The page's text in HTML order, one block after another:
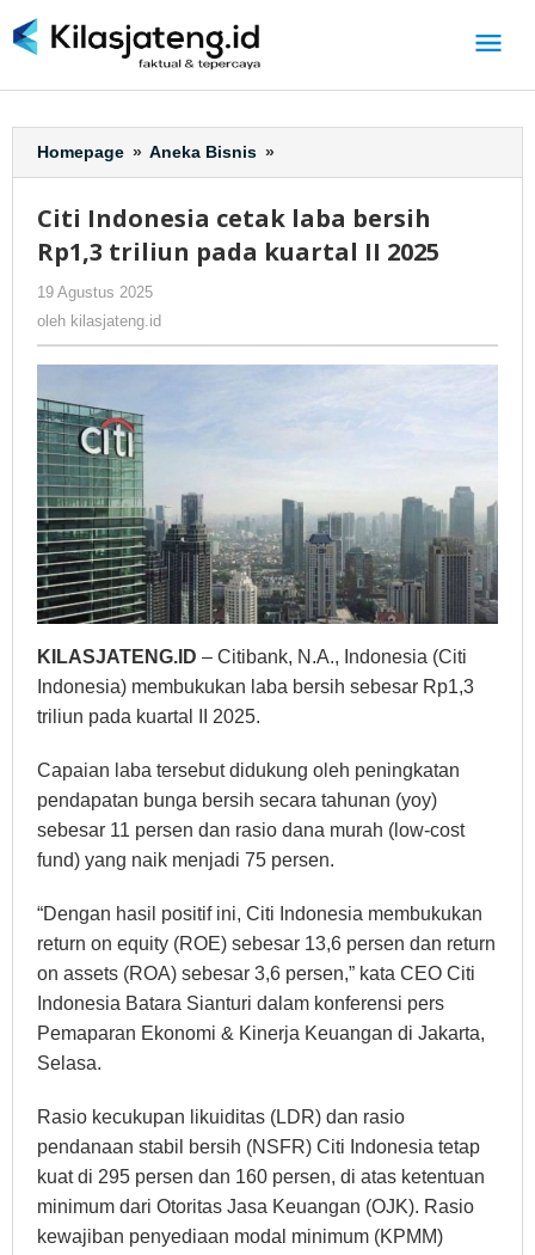
ke
Homepage » Aneka Bisnis »
Indonesia
laba
bersih
kuartal
Citi Indonesia cetak laba bersih
Rp1,3 triliun pada kuartal II 2025
19 Agustus 2025
oleh kilasjateng.id
KILASJATENG.ID – Citibank, N.A., Indonesia (Citi
Indonesia) membukukan laba bersih sebesar Rp1,3
triliun pada kuartal II 2025.
Capaian laba tersebut didukung oleh peningkatan
pendapatan bunga bersih secara tahunan (yoy)
sebesar 11 persen dan rasio dana murah (low-cost
fund) yang naik menjadi 75 persen.
“Dengan hasil positif ini, Citi Indonesia membukukan
return on equity (ROE) sebesar 13,6 persen dan return
on assets (ROA) sebesar 3,6 persen,” kata CEO Citi
Indonesia Batara Sianturi dalam konferensi pers
Pemaparan Ekonomi & Kinerja Keuangan di Jakarta,
Selasa.
Rasio kecukupan likuiditas (LDR) dan rasio
pendanaan stabil bersih (NSFR) Citi Indonesia tetap
kuat di 295 persen dan 160 persen, di atas ketentuan
minimum dari Otoritas Jasa Keuangan (OJK). Rasio
kewajiban penyediaan modal minimum (KPMM)